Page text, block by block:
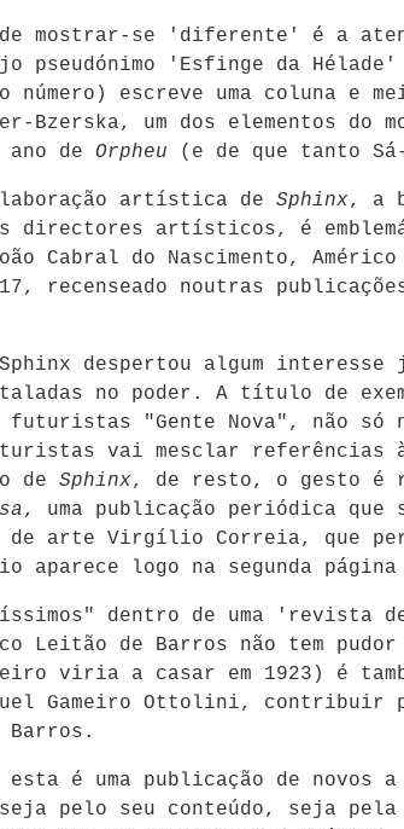
mostrar-se 'diferente' é a
pseudónimo 'Esfinge da
número) escreve uma coluna e
Bzerska, um dos elementos do
ano de Orpheu (e de que tanto Sá-
artística de Sphinx, a
directores artísticos, é
João Cabral do Nascimento,
recenseado noutras
despertou algum
no poder. A título de
"Gente Nova", não só
vai mesclar referências
de Sphinx, de resto, o gesto é
, uma publicação periódica
arte Virgílio Correia, que
aparece logo na segunda
dentro de uma 'revista
de Barros não tem pudor
viria a casar em 1923) é
Gameiro Ottolini, contribuir
Barros.
esta é uma publicação de
pelo seu conteúdo, seja